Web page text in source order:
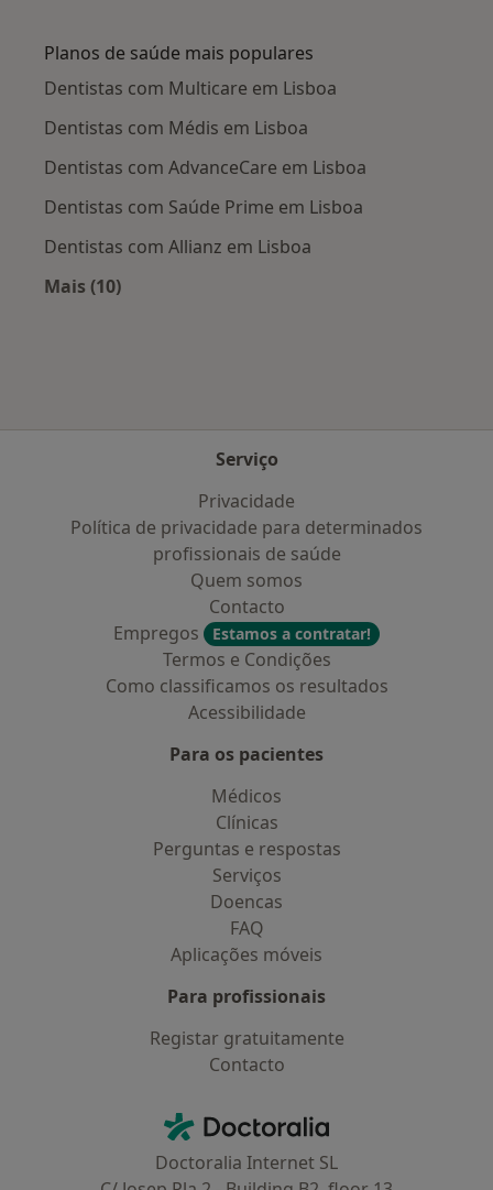
Planos de saúde mais populares
Dentistas com Multicare em Lisboa
Dentistas com Médis em Lisboa
Dentistas com AdvanceCare em Lisboa
Dentistas com Saúde Prime em Lisboa
Dentistas com Allianz em Lisboa
Mais (10)
Serviço
Privacidade
Política de privacidade para determinados
profissionais de saúde
Quem somos
Contacto
Empregos
Estamos a contratar!
Termos e Condições
Como classificamos os resultados
Acessibilidade
Para os pacientes
Médicos
Clínicas
Perguntas e respostas
Serviços
Doencas
FAQ
Aplicações móveis
Para profissionais
Registar gratuitamente
Contacto
Doctoralia - Homepage
Doctoralia Internet SL